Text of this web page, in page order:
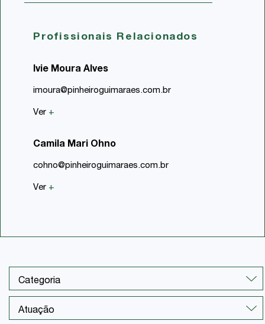
Profissionais Relacionados
Ivie Moura Alves
imoura@pinheiroguimaraes.com.br
Ver +
Camila Mari Ohno
cohno@pinheiroguimaraes.com.br
Ver +